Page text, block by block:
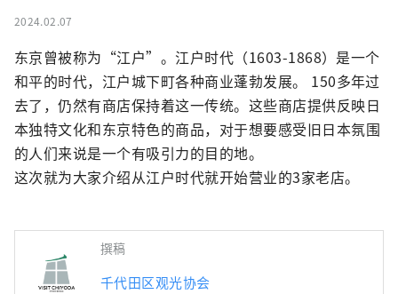
2024.02.07
东京曾被称为“江户”。江户时代（1603-1868）是一个
和平的时代，江户城下町各种商业蓬勃发展。 150多年过
去了，仍然有商店保持着这一传统。这些商店提供反映日
本独特文化和东京特色的商品，对于想要感受旧日本氛围
的人们来说是一个有吸引力的目的地。
这次就为大家介绍从江户时代就开始营业的3家老店。
撰稿
千代田区观光协会